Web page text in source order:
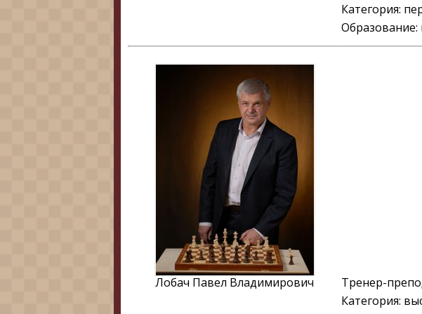
Категория:
Лобач Павел Владимирович
Тренер-
Категория: